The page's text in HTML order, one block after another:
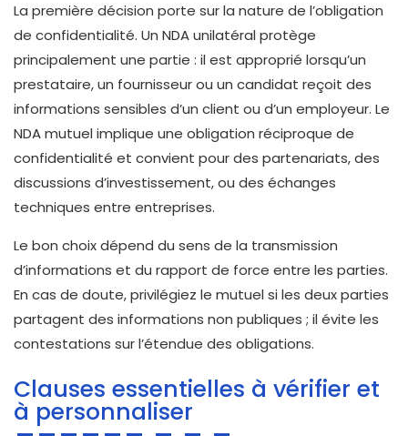
La première décision porte sur la nature de l’obligation
de confidentialité. Un NDA unilatéral protège
principalement une partie : il est approprié lorsqu’un
prestataire, un fournisseur ou un candidat reçoit des
informations sensibles d’un client ou d’un employeur. Le
NDA mutuel implique une obligation réciproque de
confidentialité et convient pour des partenariats, des
discussions d’investissement, ou des échanges
techniques entre entreprises.
Le bon choix dépend du sens de la transmission
d’informations et du rapport de force entre les parties.
En cas de doute, privilégiez le mutuel si les deux parties
partagent des informations non publiques ; il évite les
contestations sur l’étendue des obligations.
Clauses essentielles à vérifier et
à personnaliser